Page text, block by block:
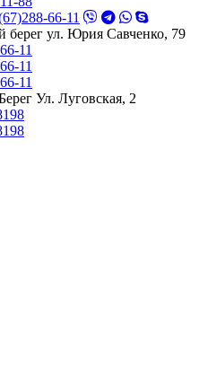
66-11
берег ул. Юрия Савченко, 79
11
11
11
Ул. Луговская, 2